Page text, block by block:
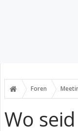
Foren
Wo